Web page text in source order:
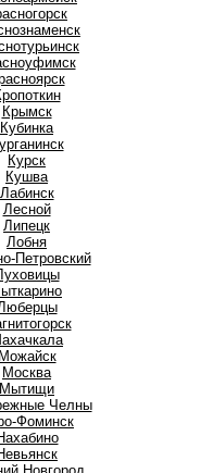
Крымск
Кубинка
Курск
Кушва
Лабинск
Лесной
Липецк
Лобня
Петровский
Можайск
Москва
Мытищи
Челны
Фоминск